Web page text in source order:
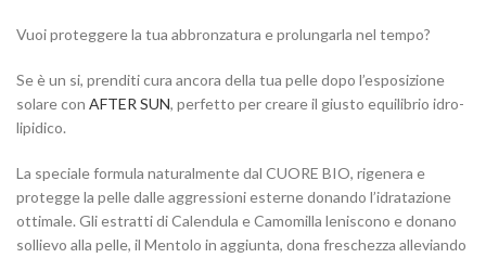
Vuoi proteggere la tua abbronzatura e prolungarla nel tempo?
Se è un si, prenditi cura ancora della tua pelle dopo l’esposizione
solare con AFTER SUN, perfetto per creare il giusto equilibrio idro-
lipidico.
La speciale formula naturalmente dal CUORE BIO, rigenera e
protegge la pelle dalle aggressioni esterne donando l’idratazione
ottimale. Gli estratti di Calendula e Camomilla leniscono e donano
sollievo alla pelle, il Mentolo in aggiunta, dona freschezza alleviando